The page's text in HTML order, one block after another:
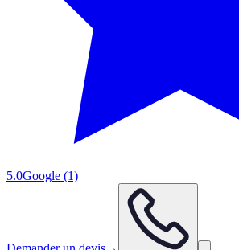
5.0Google (1)